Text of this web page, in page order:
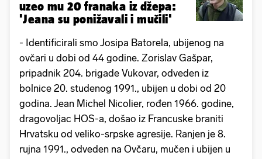
uzeo mu 20 franaka iz džepa:
'Jeana su ponižavali i mučili'
- Identificirali smo Josipa Batorela, ubijenog na
ovčari u dobi od 44 godine. Zorislav Gašpar,
pripadnik 204. brigade Vukovar, odveden iz
bolnice 20. studenog 1991., ubijen u dobi od 20
godina. Jean Michel Nicolier, rođen 1966. godine,
dragovoljac HOS-a, došao iz Francuske braniti
Hrvatsku od veliko-srpske agresije. Ranjen je 8.
rujna 1991., odveden na Ovčaru, mučen i ubijen u